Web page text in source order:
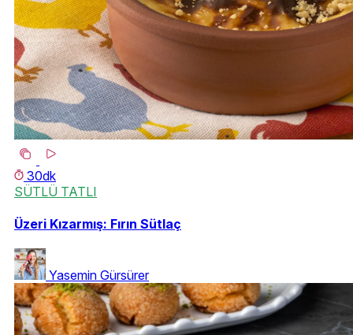
30dk
SÜTLÜ TATLI
Üzeri Kızarmış: Fırın Sütlaç
Yasemin Gürsürer